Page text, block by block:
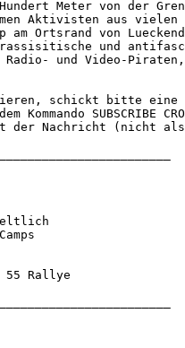
Meter von der
Aktivisten aus vielen
am Ortsrand von
und
und Video-
schickt bitte eine
SUBSCRIBE
der Nachricht (nicht
55 Rallye